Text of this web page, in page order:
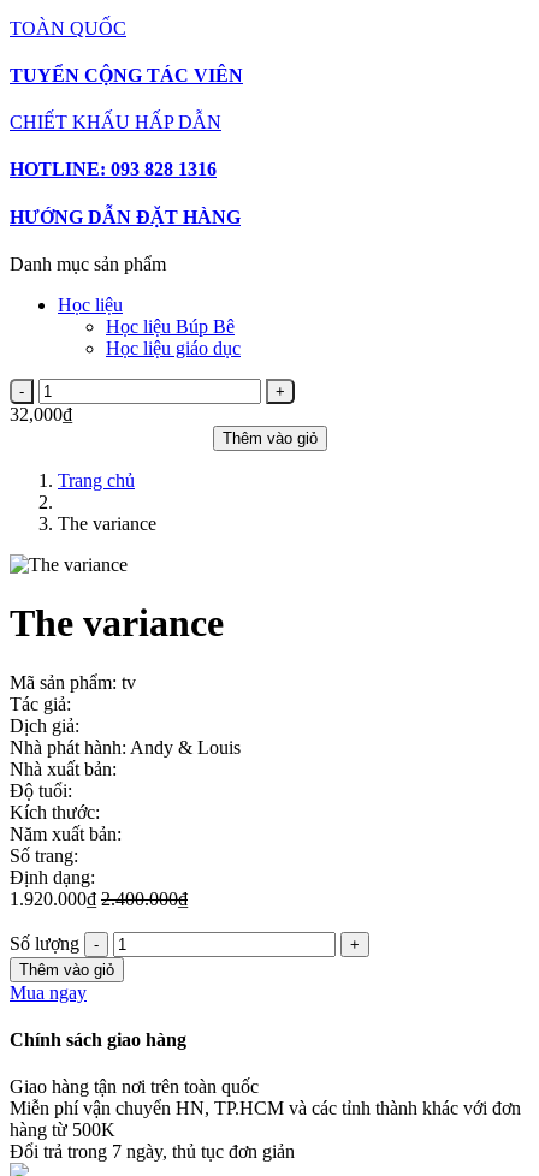
TOÀN QUỐC
TUYỂN CỘNG TÁC VIÊN
CHIẾT KHẤU HẤP DẪN
HOTLINE: 093 828 1316
HƯỚNG DẪN ĐẶT HÀNG
Danh mục sản phẩm
Học liệu
Học liệu Búp Bê
Học liệu giáo dục
32,000₫
Thêm vào giỏ
Trang chủ
The variance
The variance
Mã sản phẩm: tv
Tác giả:
Dịch giả:
Nhà phát hành: Andy & Louis
Nhà xuất bản:
Độ tuổi:
Kích thước:
Năm xuất bản:
Số trang:
Định dạng:
1.920.000₫ 2.400.000₫
Số lượng
Thêm vào giỏ
Mua ngay
Chính sách giao hàng
Giao hàng tận nơi trên toàn quốc
Miễn phí vận chuyển HN, TP.HCM và các tỉnh thành khác với đơn
hàng từ 500K
Đổi trả trong 7 ngày, thủ tục đơn giản